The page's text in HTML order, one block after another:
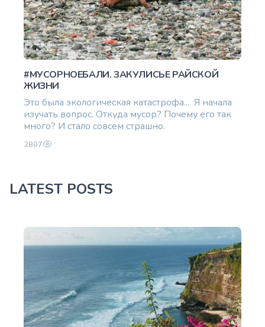
#МУСОРНОЕБАЛИ. ЗАКУЛИСЬЕ РАЙСКОЙ
ЖИЗНИ
Это была экологическая катастрофа... Я начала
изучать вопрос. Откуда мусор? Почему его так
много? И стало совсем страшно.
2807
LATEST POSTS